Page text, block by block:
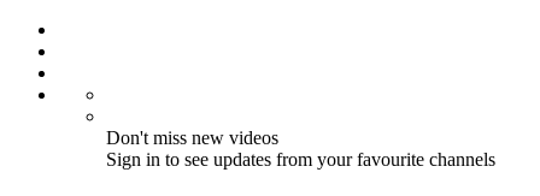
Don't miss new videos
Sign in to see updates from your favourite channels